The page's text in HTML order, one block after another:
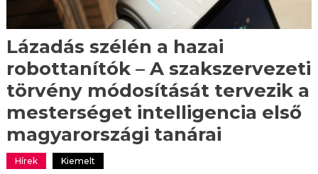
Lázadás szélén a hazai
robottanítók – A szakszervezeti
törvény módosítását tervezik a
mesterséget intelligencia első
magyarországi tanárai
Hírek Kiemelt